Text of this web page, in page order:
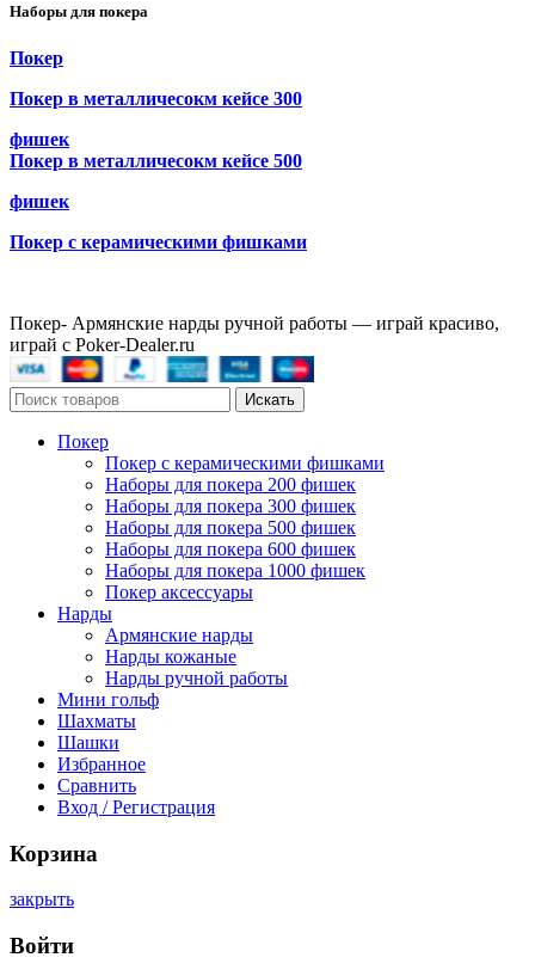
Наборы для покера
Покер
Покер в металличесокм кейсе 300
фишек
Покер в металличесокм кейсе 500
фишек
Покер с керамическими фишками
Покер- Армянские нарды ручной работы — играй красиво,
играй с Poker-Dealer.ru
Искать
Покер
Покер с керамическими фишками
Наборы для покера 200 фишек
Наборы для покера 300 фишек
Наборы для покера 500 фишек
Наборы для покера 600 фишек
Наборы для покера 1000 фишек
Покер аксессуары
Нарды
Армянские нарды
Нарды кожаные
Нарды ручной работы
Мини гольф
Шахматы
Шашки
Избранное
Сравнить
Вход / Регистрация
Корзина
закрыть
Войти